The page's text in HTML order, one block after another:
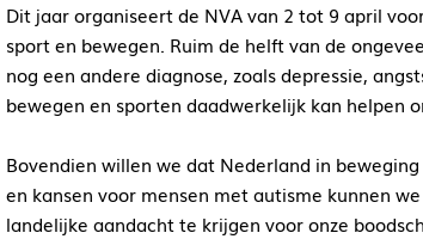
Dit jaar organiseert de NVA van 2 tot 9 april
sport en bewegen. Ruim de helft van de
nog een andere diagnose, zoals depressie,
bewegen en sporten daadwerkelijk kan helpen
Bovendien willen we dat Nederland in
en kansen voor mensen met autisme kunnen
landelijke aandacht te krijgen voor onze